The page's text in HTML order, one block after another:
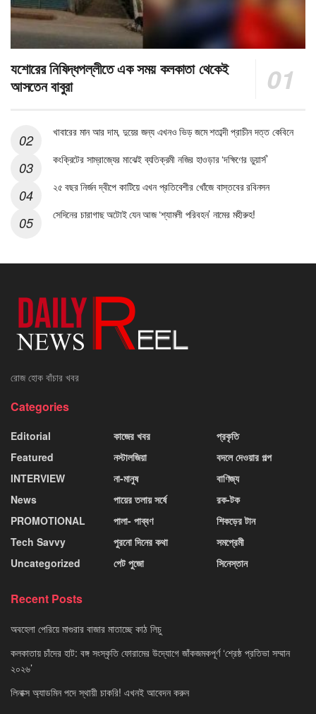
যশোরের নিষিদ্ধপল্লীতে এক সময় কলকাতা থেকেই
আসতেন বাবুরা
খাবারের মান আর দাম, দুয়ের জন্য এখনও ভিড় জমে শতাব্দী প্রাচীন দত্ত কেবিনে
কংক্রিটের সাম্রাজ্যের মাঝেই ব্যতিক্রমী নজির হাওড়ার ‘দক্ষিণের ডুয়ার্স’
২৫ বছর নির্জন দ্বীপে কাটিয়ে এখন প্রতিবেশীর খোঁজে বাস্তবের রবিনসন
সেদিনের চারাগাছ অটোই যেন আজ ‘শ্যামলী পরিবহন’ নামের মহীরুহ!
রোজ হোক বাঁচার খবর
Categories
Editorial
Featured
INTERVIEW
News
PROMOTIONAL
Tech Savvy
Uncategorized
কাজের খবর
নস্টালজিয়া
না-মানুষ
পায়ের তলায় সর্ষে
পালা- পাব্বণ
পুরনো দিনের কথা
পেট পুজো
প্রকৃতি
বদলে দেওয়ার গল্প
বাণিজ্য
রক-টক
শিকড়ের টান
সমপ্রেমী
সিনেস্তান
Recent Posts
অবহেলা পেরিয়ে মাগুরার বাজার মাতাচ্ছে কাঠ লিচু
কলকাতায় চাঁদের হাট: বঙ্গ সংস্কৃতি ফোরামের উদ্যোগে জাঁকজমকপূর্ণ ‘শ্রেষ্ঠ প্রতিভা সম্মান
২০২৬’
লিনাক্স অ্যাডমিন পদে স্থায়ী চাকরি! এখনই আবেদন করুন